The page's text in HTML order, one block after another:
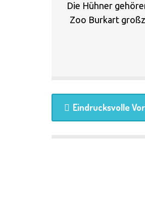
Die Hühner
Zoo Burkart
Eindrucksvolle